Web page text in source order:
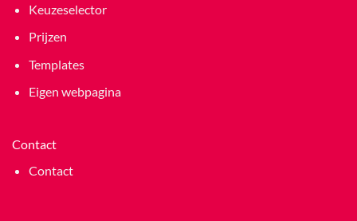
Keuzeselector
Prijzen
Templates
Eigen webpagina
Contact
Contact